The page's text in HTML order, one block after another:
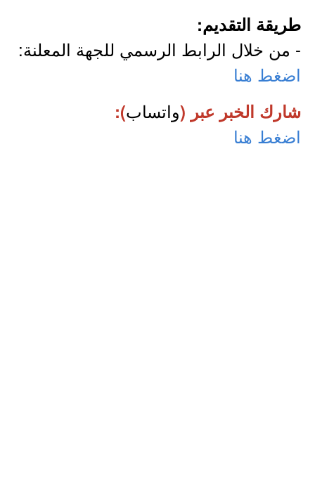
طريقة التقديم:
- من خلال الرابط الرسمي للجهة المعلنة:
اضغط هنا
شارك الخبر عبر (واتساب):
اضغط هنا